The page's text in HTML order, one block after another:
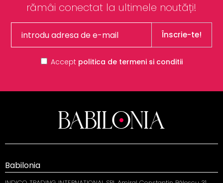
rămâi conectat la ultimele noutăți!
Înscrie-te!
Accept politica de termeni si conditii
Babilonia